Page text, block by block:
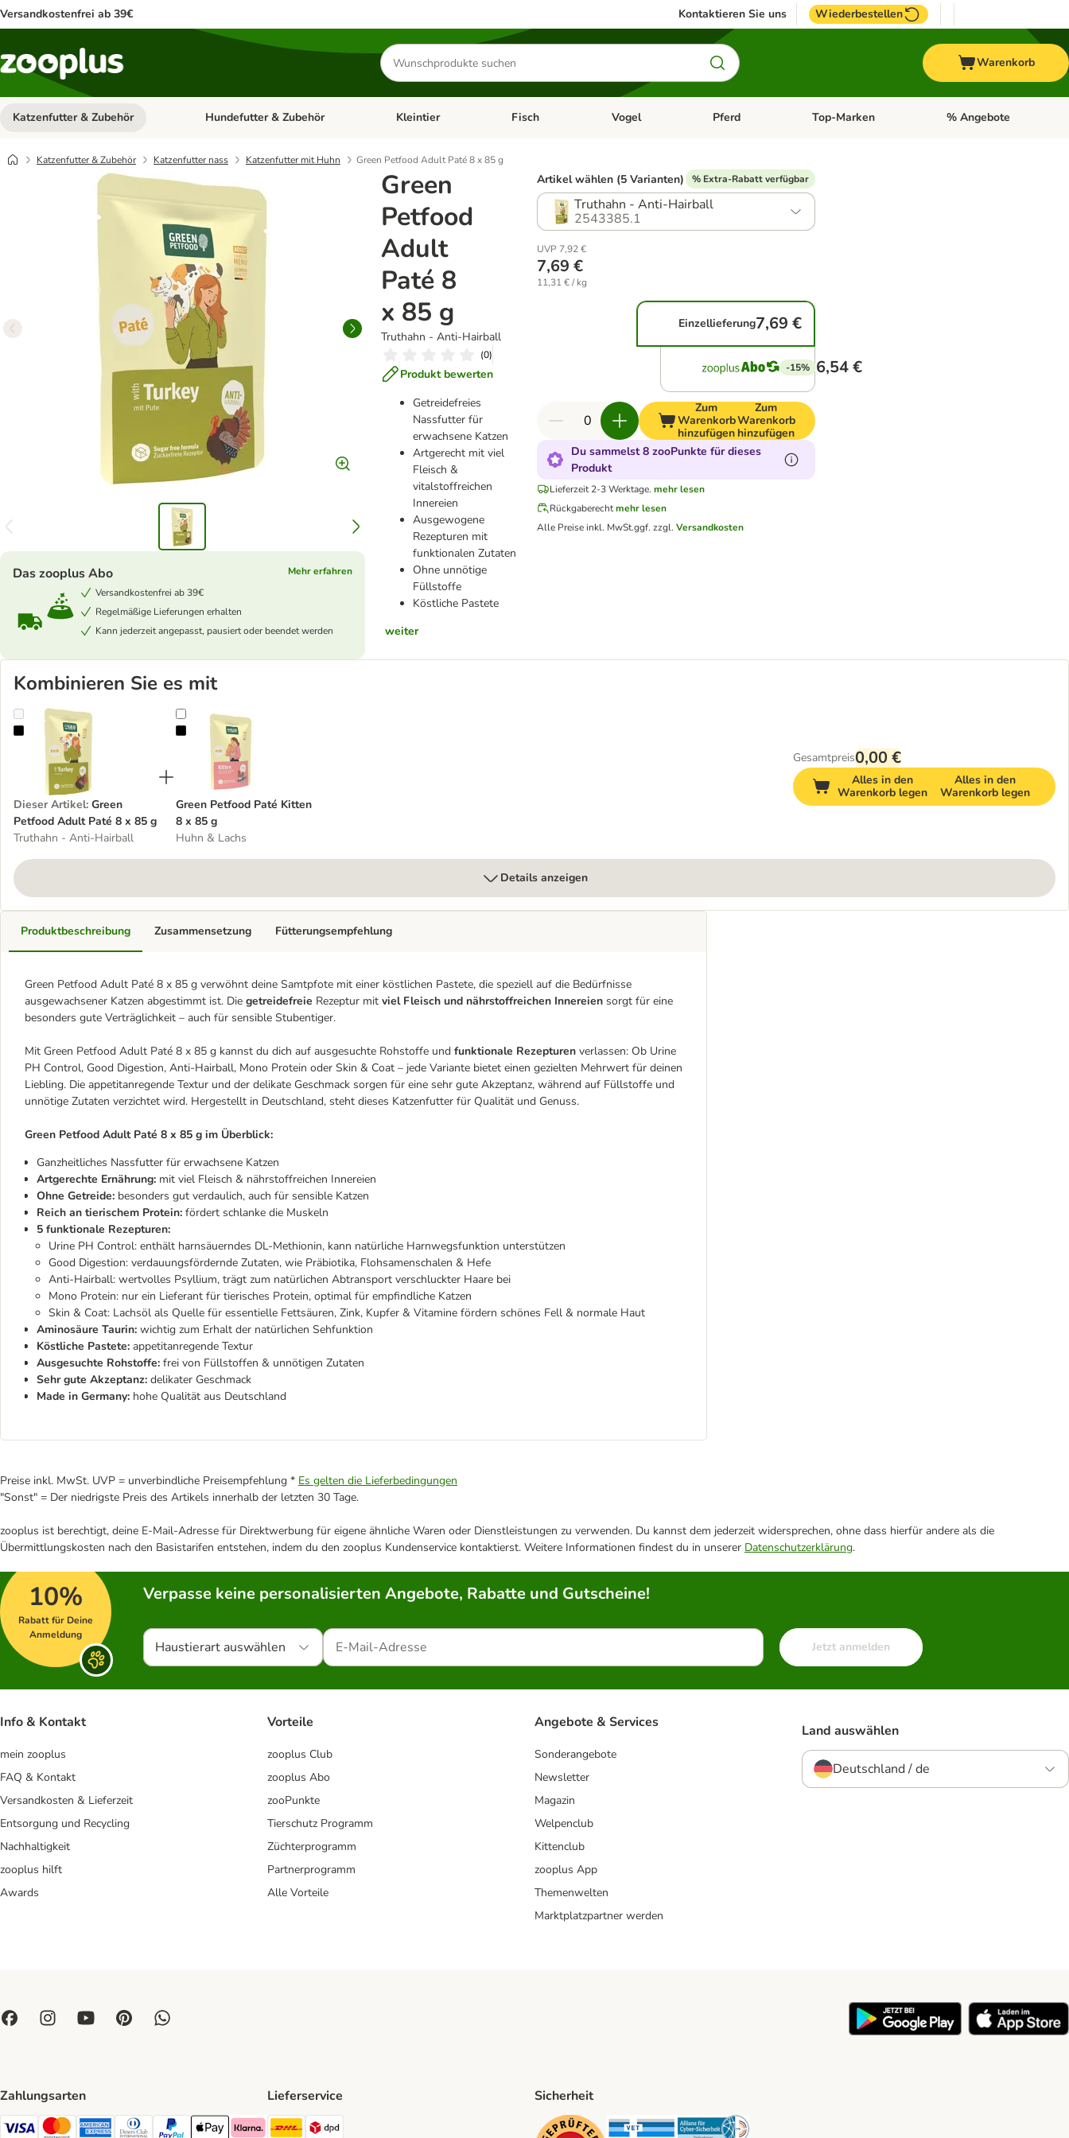
Versandkostenfrei ab 39€ Kontaktieren Sie uns Wiederbestellen
Produkte
suchen
Warenkorb
Katzenfutter & Zubehör Kategorie-Menü öffnen: Katzenfutter & Zubehör
Hundefutter & Zubehör Kategorie-Menü öffnen: Hundefutter & Zubehör
Kleintier Kategorie-Menü öffnen: Kleintier
Fisch Kategorie-Menü öffnen: Fisch
Vogel Kategorie-Menü öffnen: Vogel
Pferd Kategorie-Menü öffnen: Pferd
Top-Marken Kategorie-Menü öffnen:
% Angebote
Katzenfutter & Zubehör Katzenfutter nass Katzenfutter mit Huhn Green Petfood Adult Paté 8 x 85 g
Green
Petfood
Adult
Paté 8
x 85 g
Truthahn - Anti-Hairball
(0)
Produkt bewerten
Getreidefreies
Nassfutter für
erwachsene Katzen
Artgerecht mit viel
Fleisch &
vitalstoffreichen
Innereien
Ausgewogene
Rezepturen mit
funktionalen Zutaten
Ohne unnötige
Füllstoffe
Köstliche Pastete
weiter
Das zooplus Abo
Mehr erfahren
Versandkostenfrei ab 39€
Regelmäßige Lieferungen erhalten
Kann jederzeit angepasst, pausiert oder beendet werden
Artikel wählen (5 Varianten) % Extra-Rabatt verfügbar
Truthahn - Anti-Hairball
2543385.1
UVP 7,92 €
7,69 €
11,31 € / kg
Einzellieferung7,69 €
-15% 6,54 €
Zum
Warenkorb
hinzufügen
Zum
Warenkorb
hinzufügen
Du sammelst 8 zooPunkte für dieses
Produkt
Lieferzeit 2-3 Werktage. mehr lesen
Rückgaberecht mehr lesen
Alle Preise inkl. MwSt.ggf. zzgl. Versandkosten
Kombinieren Sie es mit
Green Petfood Adult Paté 8 x 85 g
Dieser Artikel: Green
Petfood Adult Paté 8 x 85 g
Truthahn - Anti-Hairball
Green Petfood Paté Kitten 8 x 85 g
Green Petfood Paté Kitten
8 x 85 g
Huhn & Lachs
Gesamtpreis0,00 €
Alles in den
Warenkorb legen
Alles in den
Warenkorb legen
Details anzeigen
Produktbeschreibung
Green Petfood Adult Paté 8 x 85 g verwöhnt deine Samtpfote mit einer köstlichen Pastete, die speziell auf die Bedürfnisse
ausgewachsener Katzen abgestimmt ist. Die getreidefreie Rezeptur mit viel Fleisch und nährstoffreichen Innereien sorgt für eine
besonders gute Verträglichkeit – auch für sensible Stubentiger.
Mit Green Petfood Adult Paté 8 x 85 g kannst du dich auf ausgesuchte Rohstoffe und funktionale Rezepturen verlassen: Ob Urine
PH Control, Good Digestion, Anti-Hairball, Mono Protein oder Skin & Coat – jede Variante bietet einen gezielten Mehrwert für deinen
Liebling. Die appetitanregende Textur und der delikate Geschmack sorgen für eine sehr gute Akzeptanz, während auf Füllstoffe und
unnötige Zutaten verzichtet wird. Hergestellt in Deutschland, steht dieses Katzenfutter für Qualität und Genuss.
Green Petfood Adult Paté 8 x 85 g im Überblick:
Ganzheitliches Nassfutter für erwachsene Katzen
Artgerechte Ernährung: mit viel Fleisch & nährstoffreichen Innereien
Ohne Getreide: besonders gut verdaulich, auch für sensible Katzen
Reich an tierischem Protein: fördert schlanke die Muskeln
5 funktionale Rezepturen:
Urine PH Control: enthält harnsäuerndes DL-Methionin, kann natürliche Harnwegsfunktion unterstützen
Good Digestion: verdauungsfördernde Zutaten, wie Präbiotika, Flohsamenschalen & Hefe
Anti-Hairball: wertvolles Psyllium, trägt zum natürlichen Abtransport verschluckter Haare bei
Mono Protein: nur ein Lieferant für tierisches Protein, optimal für empfindliche Katzen
Skin & Coat: Lachsöl als Quelle für essentielle Fettsäuren, Zink, Kupfer & Vitamine fördern schönes Fell & normale Haut
Aminosäure Taurin: wichtig zum Erhalt der natürlichen Sehfunktion
Köstliche Pastete: appetitanregende Textur
Ausgesuchte Rohstoffe: frei von Füllstoffen & unnötigen Zutaten
Sehr gute Akzeptanz: delikater Geschmack
Made in Germany: hohe Qualität aus Deutschland
Zusammensetzung Fütterungsempfehlung
Preise inkl. MwSt. UVP = unverbindliche Preisempfehlung * Es gelten die Lieferbedingungen
"Sonst" = Der niedrigste Preis des Artikels innerhalb der letzten 30 Tage.
zooplus ist berechtigt, deine E-Mail-Adresse für Direktwerbung für eigene ähnliche Waren oder Dienstleistungen zu verwenden. Du kannst dem jederzeit widersprechen, ohne dass hierfür andere als die
Übermittlungskosten nach den Basistarifen entstehen, indem du den zooplus Kundenservice kontaktierst. Weitere Informationen findest du in unserer Datenschutzerklärung.
10%
Rabatt für Deine
Anmeldung
Verpasse keine personalisierten Angebote, Rabatte und Gutscheine!
Haustierart auswählen Jetzt anmelden
Info & Kontakt
mein zooplus
FAQ & Kontakt
Versandkosten & Lieferzeit
Entsorgung und Recycling
Nachhaltigkeit
zooplus hilft
Awards
Vorteile
zooplus Club
zooplus Abo
zooPunkte
Tierschutz Programm
Züchterprogramm
Partnerprogramm
Alle Vorteile
Angebote & Services
Sonderangebote
Newsletter
Magazin
Welpenclub
Kittenclub
zooplus App
Themenwelten
Marktplatzpartner werden
Land auswählen
Deutschland / de
Zahlungsarten Lieferservice
DHL Shipping Method
Sicherheit
Security Security Security